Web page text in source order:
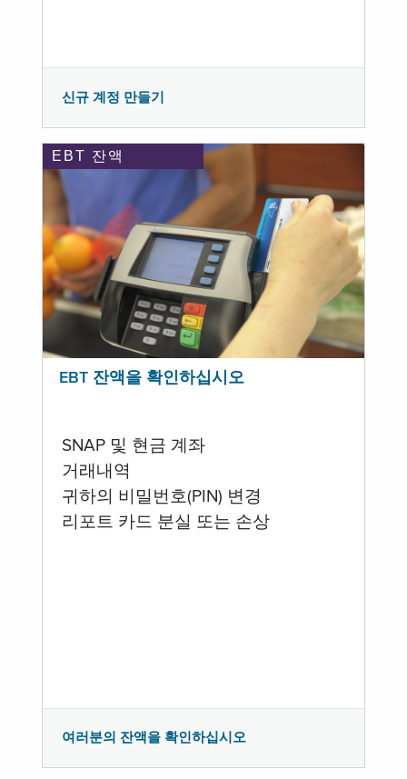
신규 계정 만들기
EBT 잔액
EBT 잔액을 확인하십시오
SNAP 및 현금 계좌
거래내역
귀하의 비밀번호(PIN) 변경
리포트 카드 분실 또는 손상
여러분의 잔액을 확인하십시오